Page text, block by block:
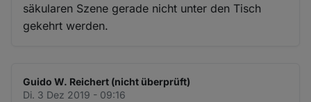
säkularen Szene gerade nicht unter den Tisch
gekehrt werden.
Guido W. Reichert (nicht überprüft)
Di. 3 Dez 2019 - 09:16